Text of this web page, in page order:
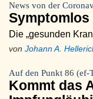
News von der
Symptomlos
Die „gesunden
von Johann A.
Auf den Punkt 86 (ef-
Kommt das